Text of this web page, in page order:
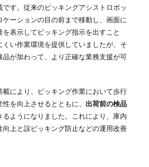
です。従来のピッキングアシストロボッ
ケーションの目の前まで移動し、画面に
表示してピッキング指示を出すこと
くい作業環境を提供していましたが、そ
品が加わって、より正確な業務支援が可
載により、ピッキング作業において歩行
を向上させるとともに、 出荷前の検品
るようになりました。これにより、庫内
向上と誤ピッキング防止などの運用改善